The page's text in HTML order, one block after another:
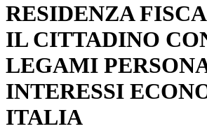
RESIDENZA
IL CITTADINO
LEGAMI
INTERESSI
ITALIA